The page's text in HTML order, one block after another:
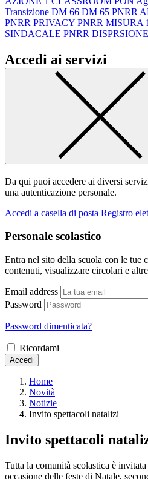
Transizione DM 66 DM 65 PNRR
PNRR PRIVACY PNRR MISURA
SINDACALE PNRR DISPRSIONE
Accedi ai servizi
Da qui puoi accedere ai diversi
una autenticazione personale.
Accedi a casella di posta Registro
Personale scolastico
Entra nel sito della scuola con le tue
contenuti, visualizzare circolari e
Email address
Password
Password dimenticata?
Ricordami
Accedi
Home
Novità
Notizie
Invito spettacoli natalizi
Invito spettacoli
Tutta la comunità scolastica è
occasione delle feste di Natale,